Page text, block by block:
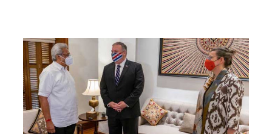
சிறைகளு
குற்றவாளி
களும்
அற்ற